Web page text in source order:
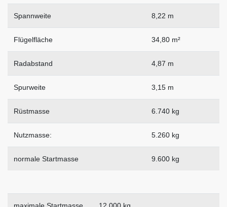
Spannweite 8,22 m
Flügelfläche 34,80 m²
Radabstand 4,87 m
Spurweite 3,15 m
Rüstmasse 6.740 kg
Nutzmasse: 5.260 kg
normale Startmasse 9.600 kg